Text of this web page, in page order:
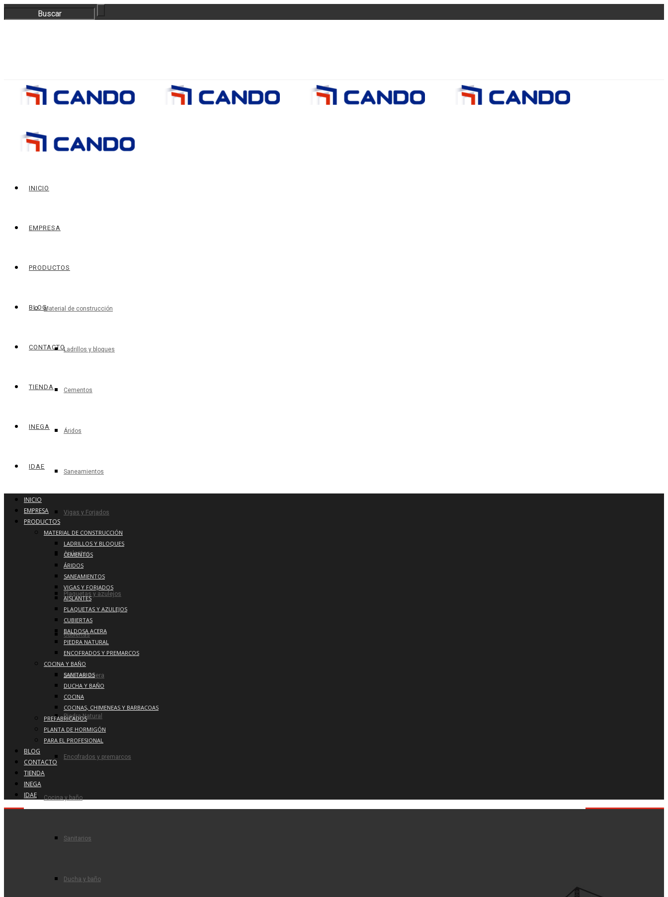
INICIO
EMPRESA
PRODUCTOS
Material de construcción
Ladrillos y bloques
Cementos
Áridos
Saneamientos
Vigas y Forjados
Aislantes
Plaquetas y azulejos
Cubiertas
Baldosa Acera
Piedra Natural
Encofrados y premarcos
Cocina y baño
Sanitarios
Ducha y baño
BLOG
CONTACTO
TIENDA
INEGA
IDAE
INICIO
EMPRESA
PRODUCTOS
MATERIAL DE CONSTRUCCIÓN
LADRILLOS Y BLOQUES
CEMENTOS
ÁRIDOS
SANEAMIENTOS
VIGAS Y FORJADOS
AISLANTES
PLAQUETAS Y AZULEJOS
CUBIERTAS
BALDOSA ACERA
PIEDRA NATURAL
ENCOFRADOS Y PREMARCOS
COCINA Y BAÑO
SANITARIOS
DUCHA Y BAÑO
COCINA
COCINAS, CHIMENEAS Y BARBACOAS
PREFABRICADOS
PLANTA DE HORMIGÓN
PARA EL PROFESIONAL
BLOG
CONTACTO
TIENDA
INEGA
IDAE